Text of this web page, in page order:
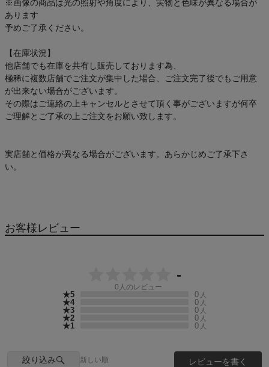
※画像の商品は光の照射や角度により、実物と色味が異なる場合が
あります
予めご了承ください。
【在庫状況】
他店舗でも在庫を共有し販売しております為、
極稀に複数店舗でご注文が集中した場合、ご注文完了後でもご用意
が出来ない場合がございます。
その際はご連絡の上キャンセルとさせて頂く事がございますが何卒
ご理解とご了承の上ご注文をお願い致します。
実店舗と価格が異なる場合がございます。あらかじめご了承下さ
い。
お客様レビュー
-
0 人のレビュー
★5 0 人
★4 0 人
★3 0 人
★2 0 人
★1 0 人
絞り込み 新しい順 レビューを書く